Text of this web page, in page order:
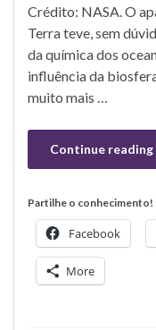
Crédito: NASA. O
Terra teve, sem
da química dos
influência da
muito mais …
Continue reading
Partilhe o conhecimento!
Facebook
More